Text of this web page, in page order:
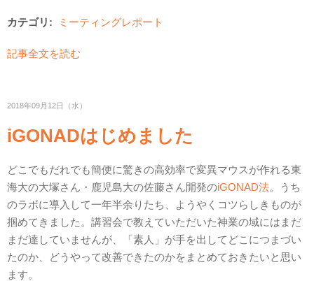
カテゴリ: ミーティングレポート
記事全文を読む
2018年09月12日（水）
iGONADはじめました
どこでもだれでも簡便に驚きの高効率で変異マウスが作れる東
海大の大塚さん・鹿児島大の佐藤さん開発のiGONAD法。うち
のラボに導入して一年半余りたち、ようやくコツらしきものが
掴めてきました。講習会で教えていただいた神業の域にはまだ
まだ達していませんが、「素人」が手を出してどこにつまづい
たのか、どうやって改善できたのかをまとめておきたいと思い
ます。